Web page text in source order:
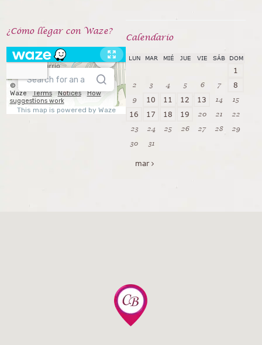
¿Cómo llegar con Waze?
Calendarío
LUN MAR MIÉ JUE VIE SÁB DOM
1
2 3 4 5 6 7 8
9 10 11 12 13 14 15
16 17 18 19 20 21
22
23
24 25 26 27 28
29
30
31
mar